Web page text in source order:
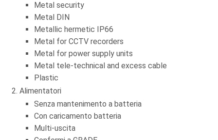
Metal security
Metal DIN
Metallic hermetic IP66
Metal for CCTV recorders
Metal for power supply units
Metal tele-technical and excess cable
Plastic
Alimentatori
Senza mantenimento a batteria
Con caricamento batteria
Multi-uscita